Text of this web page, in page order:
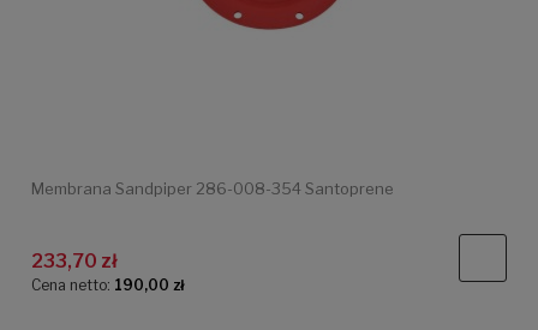
Membrana Sandpiper 286-008-354 Santoprene
233,70 zł
Cena netto: 190,00 zł